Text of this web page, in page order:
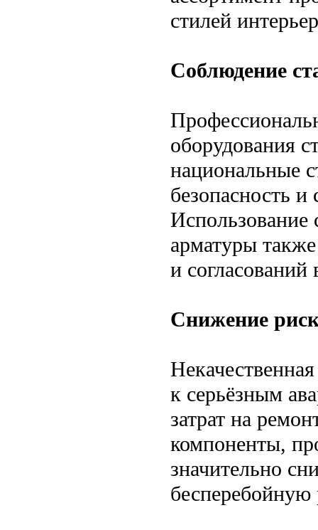
стилей
Соблюдение
оборудования
национальные
безопасность
Использование
арматуры
и
Снижение
к серьёзным
затрат на
компоненты,
значительно
бесперебойную